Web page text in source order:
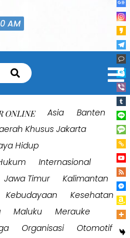
AM
Search
ONLINE Asia
Banten
Khusus Jakarta
Hidup
Internasional
Jawa Timur
Kalimantan
Kebudayaan
Kesehatan
Maluku
Merauke
Organisasi
Otomotif